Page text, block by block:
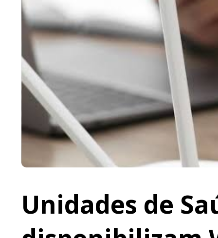
Unidades de